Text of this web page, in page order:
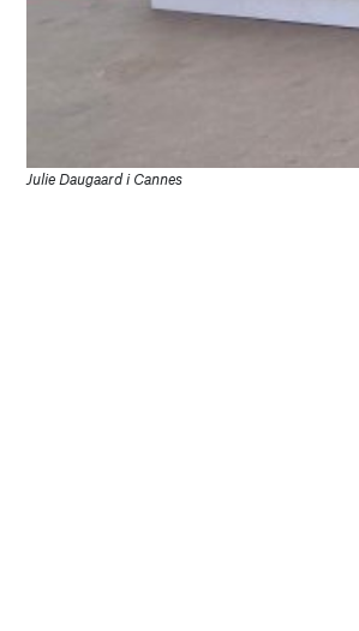
Julie Daugaard i Cannes